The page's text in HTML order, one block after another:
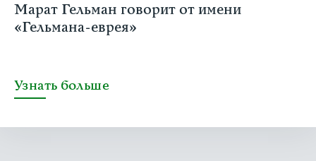
Марат Гельман говорит от имени
«Гельмана-еврея»
Узнать больше